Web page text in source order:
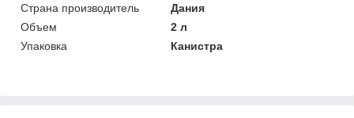
Страна производитель
Дания
Объем
2 л
Упаковка
Канистра